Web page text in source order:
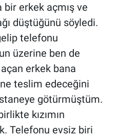
bir erkek açmış ve
düştüğünü söyledi.
telefonu
üzerine ben de
açan erkek bana
teslim edeceğini
götürmüştüm.
kızımın
Telefonu evsiz biri